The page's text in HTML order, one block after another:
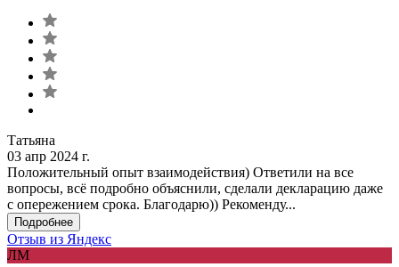
Татьяна
03 апр 2024 г.
Положительный опыт взаимодействия) Ответили на все
вопросы, всё подробно объяснили, сделали декларацию даже
с опережением срока. Благодарю)) Рекоменду...
Подробнее
Отзыв из Яндекс
ЛМ